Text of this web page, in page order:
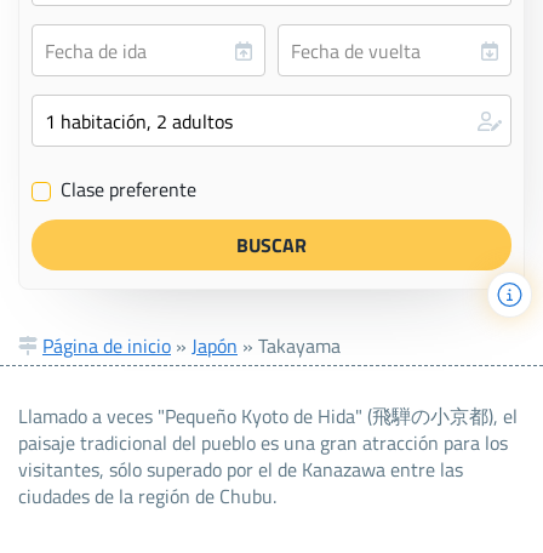
✔ Clase preferente
Página de inicio » Japón » Takayama
Llamado a veces "Pequeño Kyoto de Hida" (飛騨の小京都), el
paisaje tradicional del pueblo es una gran atracción para los
visitantes, sólo superado por el de Kanazawa entre las
ciudades de la región de Chubu.